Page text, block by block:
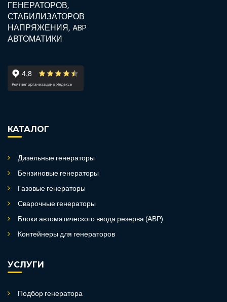
КАТАЛОГ
Дизельные генераторы
Бензиновые генераторы
Газовые генераторы
Сварочные генераторы
Блоки автоматического ввода резерва (АВР)
Контейнеры для генераторов
УСЛУГИ
Подбор генератора